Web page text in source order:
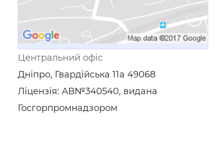
Центральний офіс
Дніпро, Гвардійська 11а 49068
Ліцензія: АВ№340540, видана
Госгорпромнадзором